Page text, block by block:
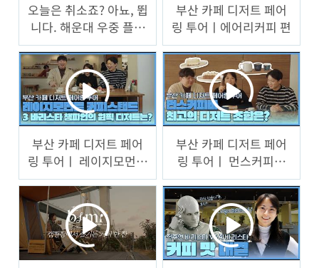
오늘은 취소죠? 아뇨, 뜁
니다. 해운대 우중 플로
깅
부산 카페 디저트 페어
링 투어ㅣ에어리커피 편
부산 카페 디저트 페어
링 투어ㅣ 레이지모먼트
커피스탠드 편
부산 카페 디저트 페어
링 투어ㅣ 먼스커피바
편